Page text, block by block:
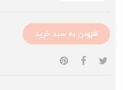
افزودن به سبد خرید